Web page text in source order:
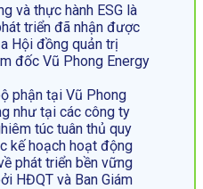
và thực hành ESG là
triển đã nhận được
Hội đồng quản trị
đốc Vũ Phong Energy
phận tại Vũ Phong
như tại các công ty
túc tuân thủ quy
kế hoạch hoạt động
phát triển bền vững
HĐQT và Ban Giám